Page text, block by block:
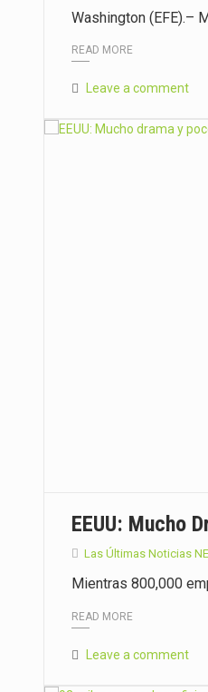
Washington (EFE).–
READ MORE
Leave a comment
EEUU: Mucho
Las Últimas Noticias
Mientras 800,000
READ MORE
Leave a comment